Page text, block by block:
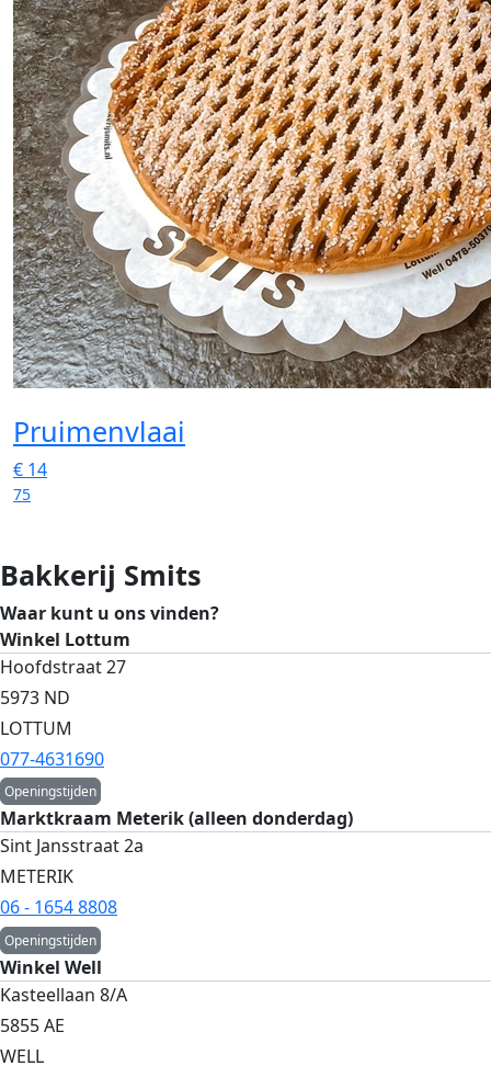
Pruimenvlaai
€ 14
75
Bakkerij Smits
Waar kunt u ons vinden?
Winkel Lottum
Hoofdstraat 27
5973 ND
LOTTUM
077-4631690
Openingstijden
Marktkraam Meterik (alleen donderdag)
Sint Jansstraat 2a
METERIK
06 - 1654 8808
Openingstijden
Winkel Well
Kasteellaan 8/A
5855 AE
WELL